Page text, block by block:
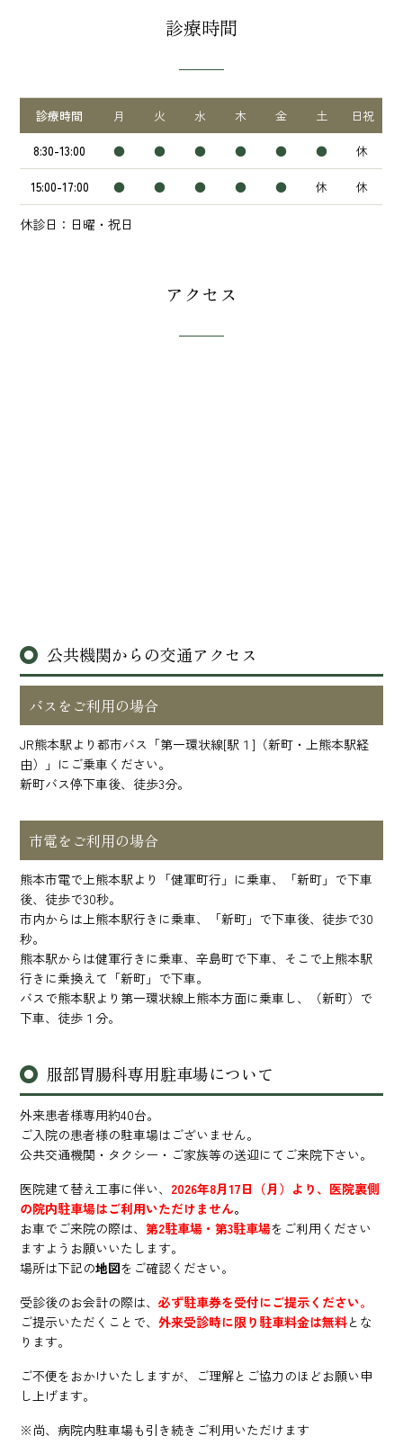
診療時間
診療時間 月 火 水 木 金 土 日祝
8:30-13:00 ● ● ● ● ● ● 休
15:00-17:00 ● ● ● ● ● 休 休
休診日：日曜・祝日
アクセス
公共機関からの交通アクセス
バスをご利用の場合
JR熊本駅より都市バス「第一環状線[駅１]（新町・上熊本駅経
由）」にご乗車ください。
新町バス停下車後、徒歩3分。
市電をご利用の場合
熊本市電で上熊本駅より「健軍町行」に乗車、「新町」で下車
後、徒歩で30秒。
市内からは上熊本駅行きに乗車、「新町」で下車後、徒歩で30
秒。
熊本駅からは健軍行きに乗車、辛島町で下車、そこで上熊本駅
行きに乗換えて「新町」で下車。
バスで熊本駅より第一環状線上熊本方面に乗車し、（新町）で
下車、徒歩１分。
服部胃腸科専用駐車場について
外来患者様専用約40台。
ご入院の患者様の駐車場はございません。
公共交通機関・タクシー・ご家族等の送迎にてご来院下さい。
医院建て替え工事に伴い、 2026年8月17日（月）より、医院裏側
の院内駐車場はご利用いただけません。
お車でご来院の際は、第2駐車場・第3駐車場をご利用ください
ますようお願いいたします。
場所は下記の地図をご確認ください。
受診後のお会計の際は、必ず駐車券を受付にご提示ください。
ご提示いただくことで、外来受診時に限り駐車料金は無料とな
ります。
ご不便をおかけいたしますが、ご理解とご協力のほどお願い申
し上げます。
※尚、病院内駐車場も引き続きご利用いただけます